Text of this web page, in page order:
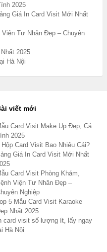
2025
Giá In Card Visit Mới Nhất
Tư Nhân Đẹp – Chuyên
2025
Hà Nội
viết mới
Card Visit Make Up Đẹp, Cá
2025
Hộp Card Visit Bao Nhiêu Cái?
Giá In Card Visit Mới Nhất
Card Visit Phòng Khám,
Viện Tư Nhân Đẹp –
Nghiệp
5 Mẫu Card Visit Karaoke
Nhất 2025
card visit số lượng ít, lấy ngay
Hà Nội